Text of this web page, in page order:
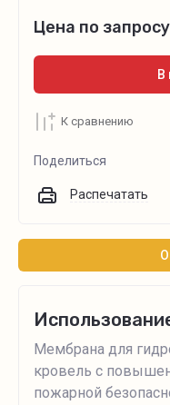
Цена по запросу
В
К сравнению
Поделиться
Распечатать
Мембрана для
кровель с
пожарной